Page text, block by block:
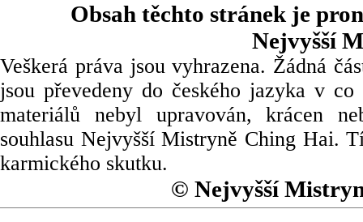
Obsah těchto stránek je
Nejvyšší
Veškerá práva jsou vyhrazena. Žádná
jsou převedeny do českého jazyka v
materiálů nebyl upravován, krácen
souhlasu Nejvyšší Mistryně Ching Hai.
karmického skutku.
© Nejvyšší